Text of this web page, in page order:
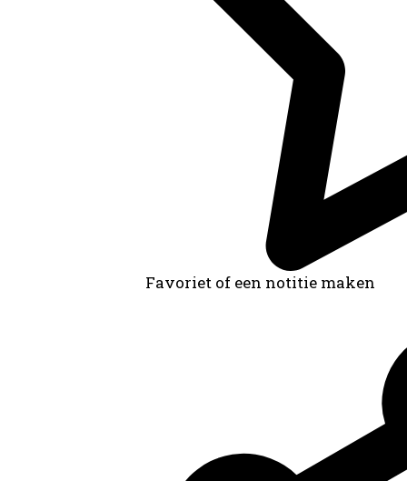
Favoriet of een notitie maken